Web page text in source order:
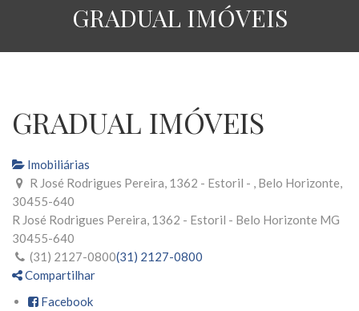
GRADUAL IMÓVEIS
GRADUAL IMÓVEIS
Imobiliárias
R José Rodrigues Pereira, 1362 - Estoril - , Belo Horizonte,
30455-640
R José Rodrigues Pereira, 1362 - Estoril - Belo Horizonte MG
30455-640
(31) 2127-0800(31) 2127-0800
Compartilhar
Facebook